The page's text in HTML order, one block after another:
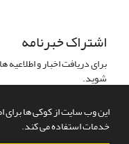
این وب سایت از کوکی ها برای
خدمات استفاده می کند.
اشتراک خبرنامه
برای دریافت اخبار و
شوید.